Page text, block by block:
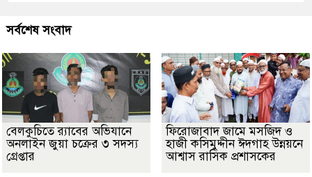
সর্বশেষ সংবাদ
বেলকুচিতে র‌্যাবের অভিযানে
অনলাইন জুয়া চক্রের ৩ সদস্য
গ্রেপ্তার
ফিরোজাবাদ জামে মসজিদ ও
হাজী কসিমুদ্দীন ঈদগাহ উন্নয়নে
আশ্বাস রাসিক প্রশাসকের